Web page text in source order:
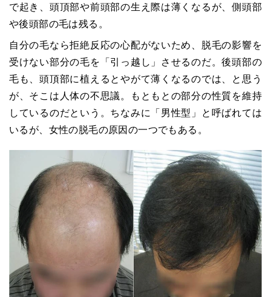
で起き、頭頂部や前頭部の生え際は薄くなるが、側頭部
や後頭部の毛は残る。
自分の毛なら拒絶反応の心配がないため、脱毛の影響を
受けない部分の毛を「引っ越し」させるのだ。後頭部の
毛も、頭頂部に植えるとやがて薄くなるのでは、と思う
が、そこは人体の不思議。もともとの部分の性質を維持
しているのだという。ちなみに「男性型」と呼ばれては
いるが、女性の脱毛の原因の一つでもある。